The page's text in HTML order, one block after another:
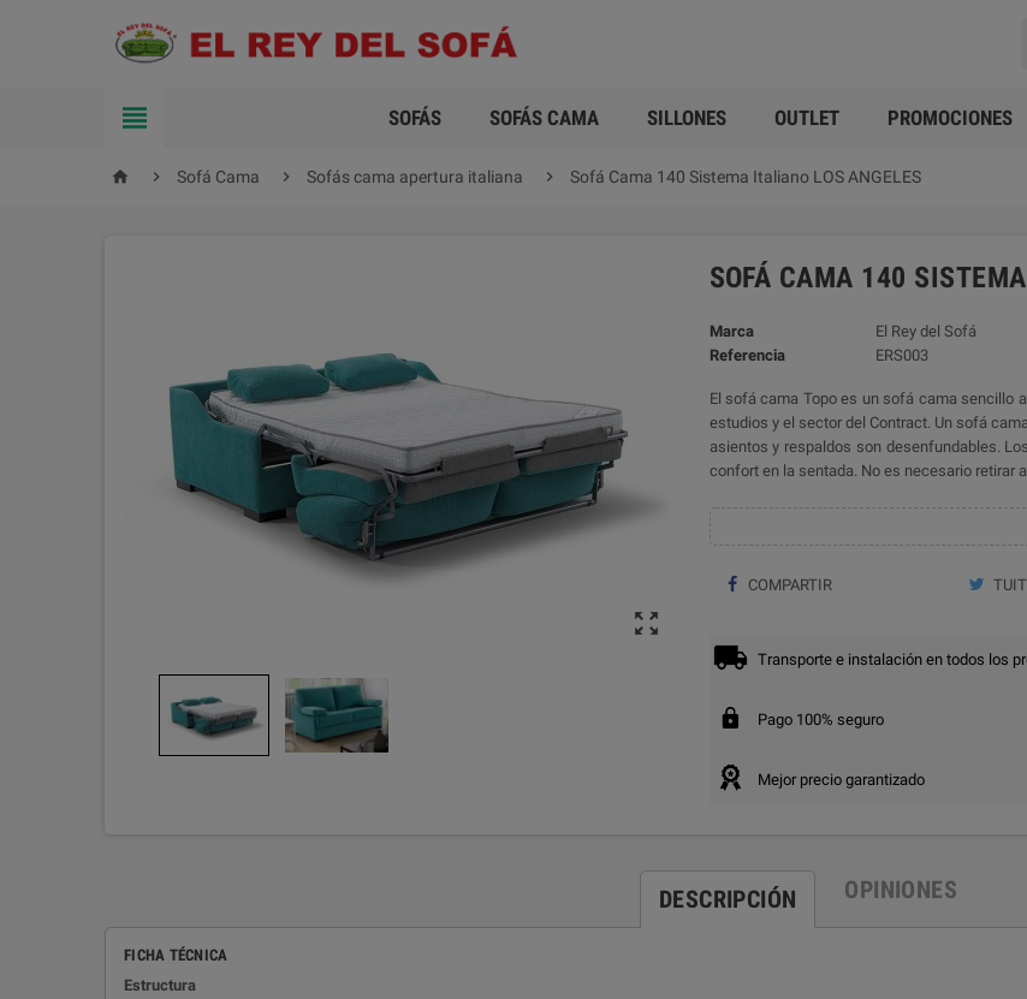
 SOFÁS SOFÁS CAMA SILLONES OUTLET PROMOCIONES
  Sofá Cama  Sofás cama apertura italiana  Sofá Cama 140 Sistema Italiano LOS ANGELES

SOFÁ CAMA 140
Marca
El Rey del Sofá
Referencia
ERS003
El sofá cama Topo es un sofá cama sencillo
estudios y el sector del Contract. Un sofá
asientos y respaldos son desenfundables.
confort en la sentada. No es necesario retirar
COMPARTIR
Transporte e instalación en todos los
Pago 100% seguro
Mejor precio garantizado
DESCRIPCIÓN OPINIONES
FICHA TÉCNICA
Estructura